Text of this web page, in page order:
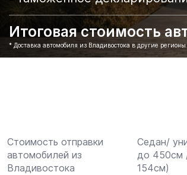
Итоговая стоимость
* Доставка автомобиля из Владивостока в другие
Стоимость отправки
автомобилей из
Владивостока
Седан/
до 450см
154см)